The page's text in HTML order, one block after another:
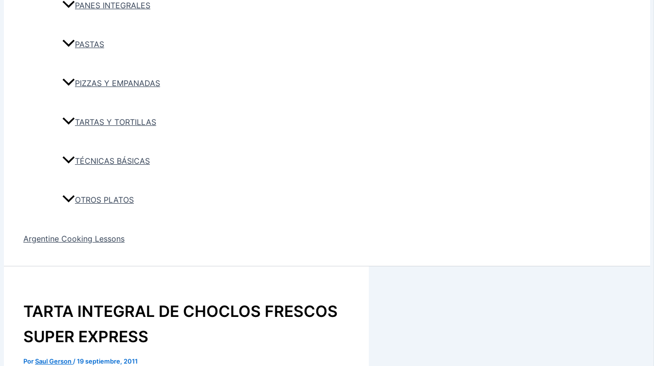
PANES INTEGRALES
PASTAS
PIZZAS Y EMPANADAS
TARTAS Y TORTILLAS
TÉCNICAS BÁSICAS
OTROS PLATOS
Argentine Cooking Lessons
TARTA INTEGRAL DE CHOCLOS FRESCOS
SUPER EXPRESS
PorSaul Gerson /19 septiembre, 2011